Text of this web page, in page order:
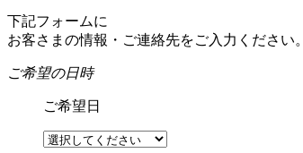
下記フォームに
お客さまの情報・ご連絡先をご入力ください。
ご希望の日時
ご希望日